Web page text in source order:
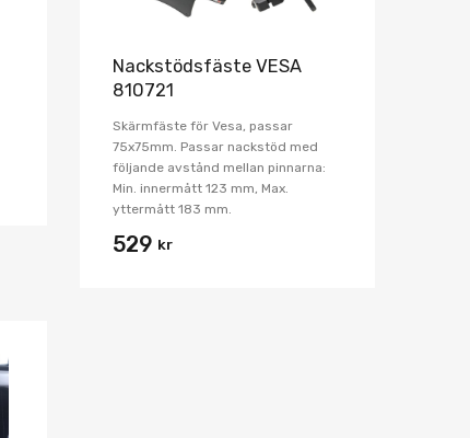
Nackstödsfäste VESA
810721
Skärmfäste för Vesa, passar
75x75mm. Passar nackstöd med
följande avstånd mellan pinnarna:
Min. innermått 123 mm, Max.
yttermått 183 mm.
529 kr